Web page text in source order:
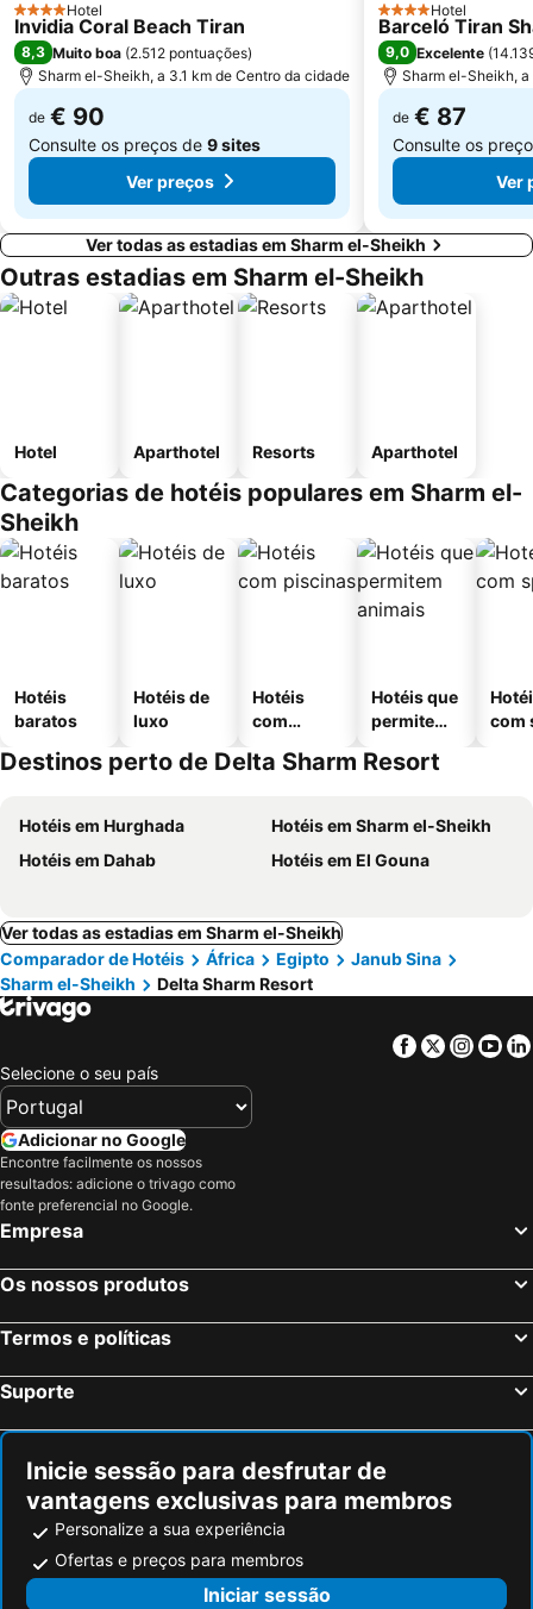
4 Estrelas
Hotel
Invidia Coral Beach Tiran
8,3 Muito boa (2.512 pontuações)
Sharm el-Sheikh, a 3.1 km de Centro da cidade
de € 90
Consulte os preços de 9 sites
Ver preços
4 Estrelas
Hotel
Barceló Tiran
9,0 Excelente (
Sharm el-Sheikh,
de € 87
Consulte os
Ver
Ver todas as estadias em Sharm el-Sheikh
Outras estadias em Sharm el-Sheikh
Hotel Aparthotel Resorts Aparthotel
Categorias de hotéis populares em Sharm el-
Sheikh
Hotéis
baratos
Hotéis de
luxo
Hotéis
com
Hotéis que
permitem
com
Destinos perto de Delta Sharm Resort
Hotéis em Hurghada
Hotéis em Sharm el-Sheikh
Hotéis em Dahab
Hotéis em El Gouna
Ver todas as estadias em Sharm el-Sheikh
Comparador de Hotéis
África Egipto
Janub Sina
Sharm el-Sheikh
Delta Sharm Resort
Facebook
Twitter
Selecione o seu país
Adicionar no Google
Encontre facilmente os nossos
resultados: adicione o trivago como
fonte preferencial no Google.
Empresa
Os nossos produtos
Termos e políticas
Suporte
Inicie sessão para desfrutar de
vantagens exclusivas para membros
Personalize a sua experiência
Ofertas e preços para membros
Iniciar sessão